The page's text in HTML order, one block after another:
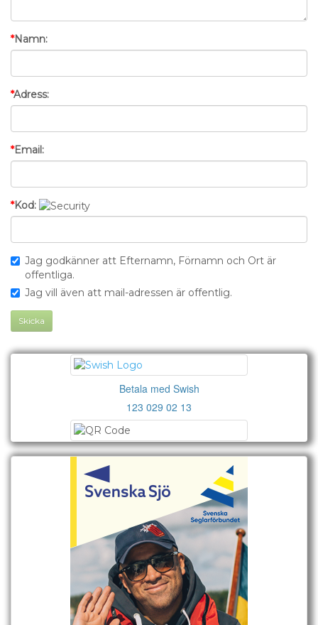
*Namn:
*Adress:
*Email:
*Kod:
Jag godkänner att Efternamn, Förnamn och Ort är
offentliga.
Jag vill även att mail-adressen är offentlig.
Skicka
Betala med Swish
123 029 02 13